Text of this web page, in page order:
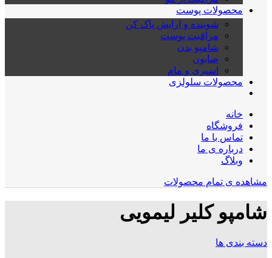
محصولات پوست
شوینده و ارایش پاک کن
مراقبت پوست
شامپو بدن
صابون
اسپری و مام
محصولات سلولزی
خانه
فروشگاه
تماس با ما
درباره ی ما
وبلاگ
مشاهده ی تمام محصولات
شامپو کلیر لیمویی
دسته بندی ها